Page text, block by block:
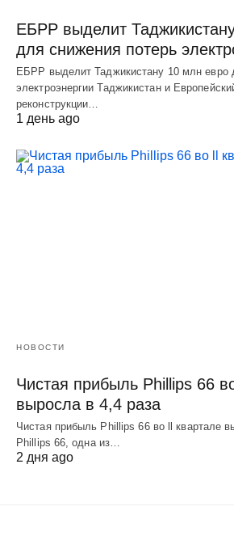
ЕБРР выделит
для снижения потерь
ЕБРР выделит Таджикистану 10 млн евро
электроэнергии Таджикистан и
реконструкции…
1 день ago
НОВОСТИ
Чистая прибыль Phillips 66
выросла в 4,4 раза
Чистая прибыль Phillips 66 во ll квартале
Phillips 66, одна из…
2 дня ago